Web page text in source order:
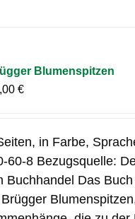
Blumenspitzen
€
in Farbe,
60-8 Bezugsquelle:
Buchhandel Das